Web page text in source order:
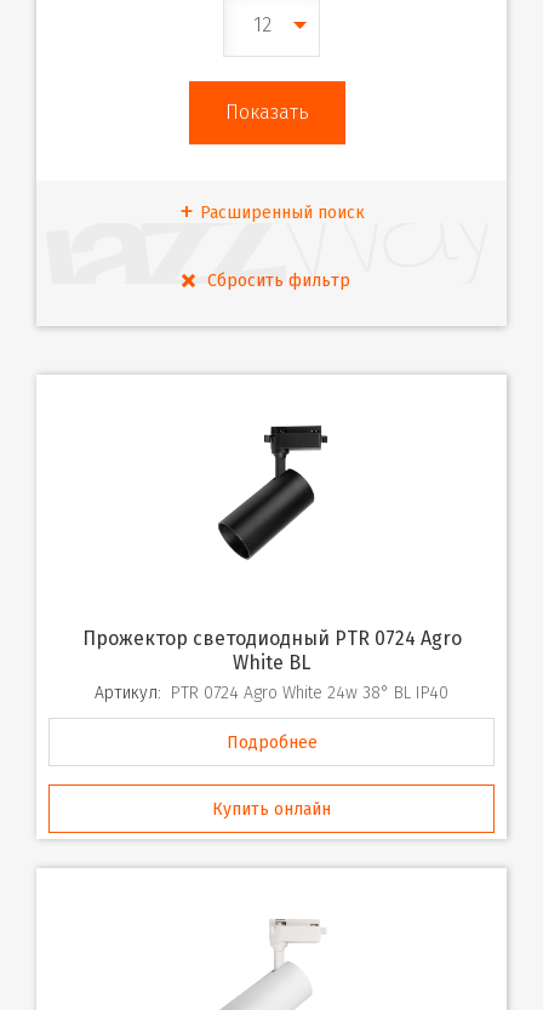
12
Расширенный поиск
Прожектор светодиодный PTR 0724 Agro
White BL
Артикул: PTR 0724 Agro White 24w 38° BL IP40
Подробнее
Купить онлайн